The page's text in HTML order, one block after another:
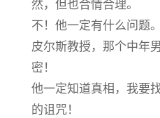
然，但也合情合理。
不！他一定有什么问题。
皮尔斯教授，那个中年
密！
他一定知道真相，我要
的诅咒！